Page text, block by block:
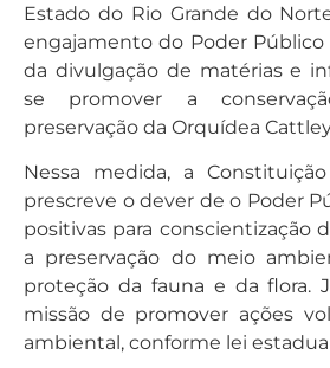
Estado do Rio Grande do
engajamento do Poder Público
da divulgação de matérias e
se promover a
preservação da Orquídea
Nessa medida, a
prescreve o dever de o Poder
positivas para conscientização
a preservação do meio
proteção da fauna e da flora.
missão de promover ações
ambiental, conforme lei